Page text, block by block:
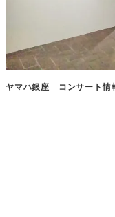
ヤマハ銀座 コンサート